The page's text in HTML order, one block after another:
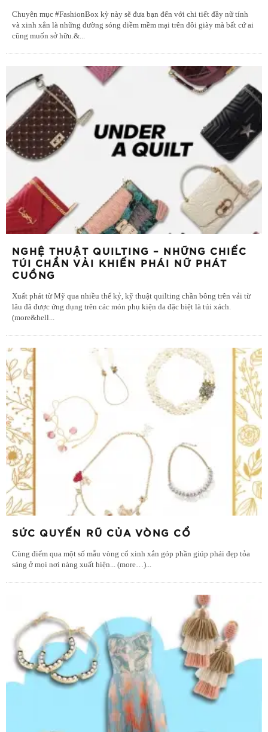
Chuyên mục #FashionBox kỳ này sẽ đưa bạn đến với chi tiết đầy nữ tính
và xinh xắn là những đường sóng diềm mềm mại trên đôi giày mà bất cứ ai
cũng muốn sở hữu.&...
NGHỆ THUẬT QUILTING – NHỮNG CHIẾC
TÚI CHẦN VẢI KHIẾN PHÁI NỮ PHÁT
CUỒNG
Xuất phát từ Mỹ qua nhiều thế kỷ, kỹ thuật quilting chần bông trên vải từ
lâu đã được ứng dụng trên các món phụ kiện da đặc biệt là túi xách.
(more&hell...
SỨC QUYẾN RŨ CỦA VÒNG CỔ
Cùng điểm qua một số mẫu vòng cổ xinh xắn góp phần giúp phái đẹp tỏa
sáng ở mọi nơi nàng xuất hiện... (more…)...